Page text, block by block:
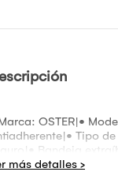
OSTER|•
Tipo
Bandeja